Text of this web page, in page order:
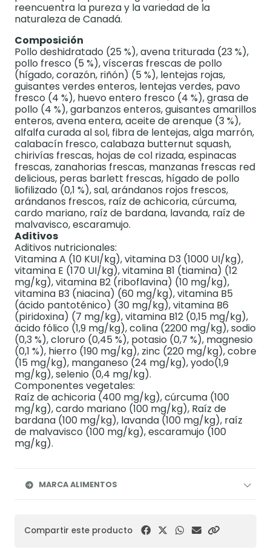
reencuentra la pureza y la variedad de la
naturaleza de Canadá.
Composición
Pollo deshidratado (25 %), avena triturada (23 %),
pollo fresco (5 %), vísceras frescas de pollo
(hígado, corazón, riñón) (5 %), lentejas rojas,
guisantes verdes enteros, lentejas verdes, pavo
fresco (4 %), huevo entero fresco (4 %), grasa de
pollo (4 %), garbanzos enteros, guisantes amarillos
enteros, avena entera, aceite de arenque (3 %),
alfalfa curada al sol, fibra de lentejas, alga marrón,
calabacín fresco, calabaza butternut squash,
chirivías frescas, hojas de col rizada, espinacas
frescas, zanahorias frescas, manzanas frescas red
delicious, peras barlett frescas, hígado de pollo
liofilizado (0,1 %), sal, arándanos rojos frescos,
arándanos frescos, raíz de achicoria, cúrcuma,
cardo mariano, raíz de bardana, lavanda, raíz de
malvavisco, escaramujo.
Aditivos
Aditivos nutricionales:
Vitamina A (10 KUI/kg), vitamina D3 (1000 UI/kg),
vitamina E (170 UI/kg), vitamina B1 (tiamina) (12
mg/kg), vitamina B2 (riboflavina) (10 mg/kg),
vitamina B3 (niacina) (60 mg/kg), vitamina B5
(ácido pantoténico) (30 mg/kg), vitamina B6
(piridoxina) (7 mg/kg), vitamina B12 (0,15 mg/kg),
ácido fólico (1,9 mg/kg), colina (2200 mg/kg), sodio
(0,3 %), cloruro (0,45 %), potasio (0,7 %), magnesio
(0,1 %), hierro (190 mg/kg), zinc (220 mg/kg), cobre
(15 mg/kg), manganeso (24 mg/kg), yodo(1,9
mg/kg), selenio (0,4 mg/kg).
Componentes vegetales:
Raíz de achicoria (400 mg/kg), cúrcuma (100
mg/kg), cardo mariano (100 mg/kg), Raíz de
bardana (100 mg/kg), lavanda (100 mg/kg), raíz
de malvavisco (100 mg/kg), escaramujo (100
mg/kg).
MARCA ALIMENTOS
Compartir este producto